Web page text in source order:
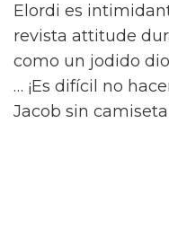
Como se insinúa
Swift Horses, la
escenas de sexo
desnudas) de